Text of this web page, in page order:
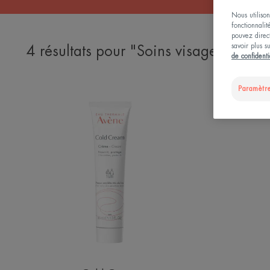
4 résultats pour "Soins visage peau
Nous
pouvez
savoir plus
de